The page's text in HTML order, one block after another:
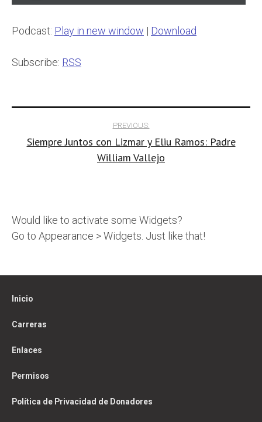
Player
Podcast: Play in new window | Download
Subscribe: RSS
navigation
PREVIOUS:
Siempre Juntos con Lizmar y Eliu Ramos: Padre
William Vallejo
Would like to activate some Widgets?
Go to Appearance > Widgets. Just like that!
Inicio
Carreras
Enlaces
Permisos
Política de Privacidad de Donadores